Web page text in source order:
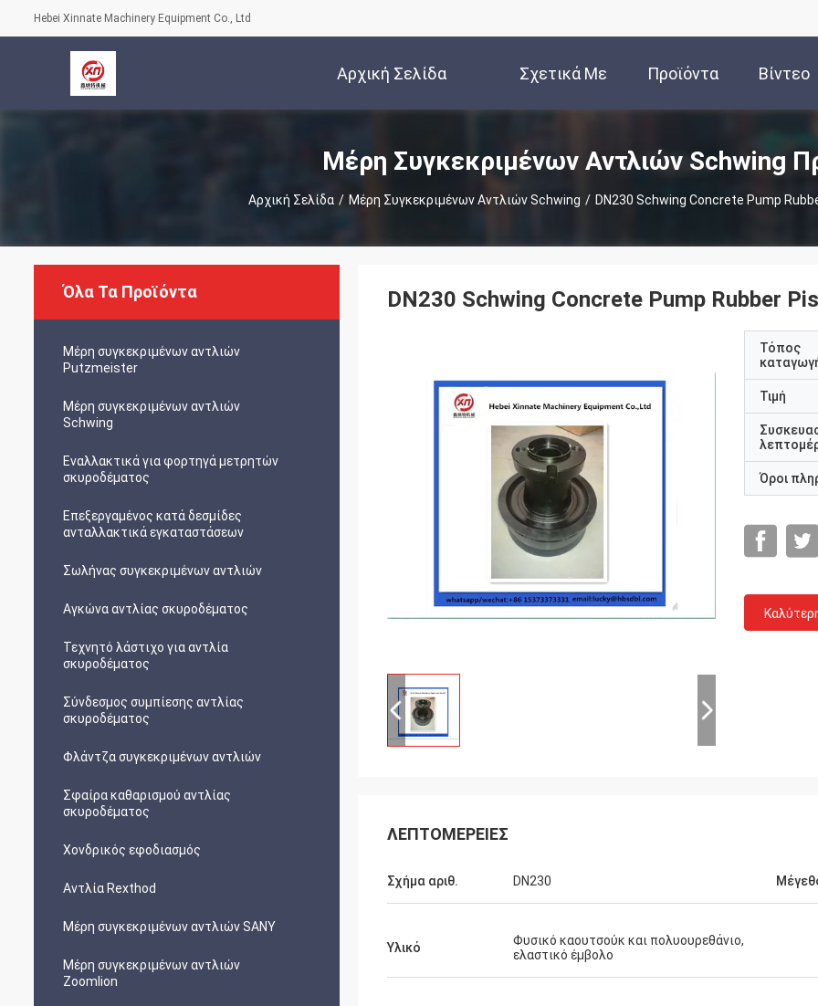
Hebei Xinnate Machinery Equipment Co., Ltd
Αρχική Σελίδα Σχετικά Με
Εμάς
Προϊόντα Βίντεο
Μέρη Συγκεκριμένων Αντλιών Schwing
Αρχική Σελίδα / Μέρη Συγκεκριμένων Αντλιών Schwing / DN230 Schwing Concrete Pump
Όλα Τα Προϊόντα
Μέρη συγκεκριμένων αντλιών
Putzmeister
Μέρη συγκεκριμένων αντλιών
Schwing
Εναλλακτικά για φορτηγά μετρητών
σκυροδέματος
Επεξεργαμένος κατά δεσμίδες
ανταλλακτικά εγκαταστάσεων
Σωλήνας συγκεκριμένων αντλιών
Αγκώνα αντλίας σκυροδέματος
Τεχνητό λάστιχο για αντλία
σκυροδέματος
Σύνδεσμος συμπίεσης αντλίας
σκυροδέματος
Φλάντζα συγκεκριμένων αντλιών
Σφαίρα καθαρισμού αντλίας
σκυροδέματος
Χονδρικός εφοδιασμός
Αντλία Rexthod
Μέρη συγκεκριμένων αντλιών SANY
Μέρη συγκεκριμένων αντλιών
Zoomlion
DN230 Schwing Concrete Pump Rubber
Τόπος
Τιμή
Όροι
ΛΕΠΤΟΜΈΡΕΙΕΣ
Σχήμα αριθ. DN230
Υλικό
Φυσικό καουτσούκ και πολυουρεθάνιο,
ελαστικό έμβολο